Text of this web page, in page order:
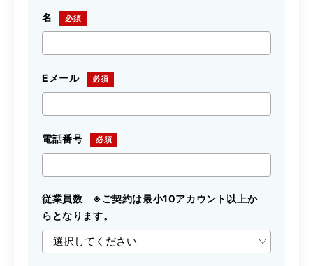
名
Eメール
電話番号
従業員数 ※ご契約は最小10アカウント以上か
らとなります。